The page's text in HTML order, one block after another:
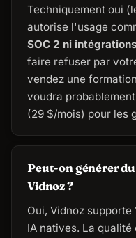
Techniquement oui
autorise l'usage
SOC 2 ni
faire refuser par
vendez une
voudra probablement
(29 $/mois) pour les
Peut-on générer
Vidnoz ?
Oui, Vidnoz
IA natives. La